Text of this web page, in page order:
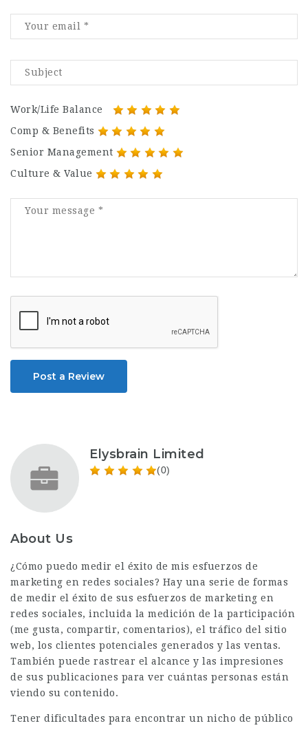
Work/Life Balance
Comp & Benefits
Senior Management
Culture & Value
Post a Review
Elysbrain Limited
(0)
About Us
¿Cómo puedo medir el éxito de mis esfuerzos de
marketing en redes sociales? Hay una serie de formas
de medir el éxito de sus esfuerzos de marketing en
redes sociales, incluida la medición de la participación
(me gusta, compartir, comentarios), el tráfico del sitio
web, los clientes potenciales generados y las ventas.
También puede rastrear el alcance y las impresiones
de sus publicaciones para ver cuántas personas están
viendo su contenido.
Tener dificultades para encontrar un nicho de público